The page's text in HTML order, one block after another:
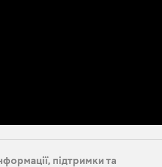
підтримки та